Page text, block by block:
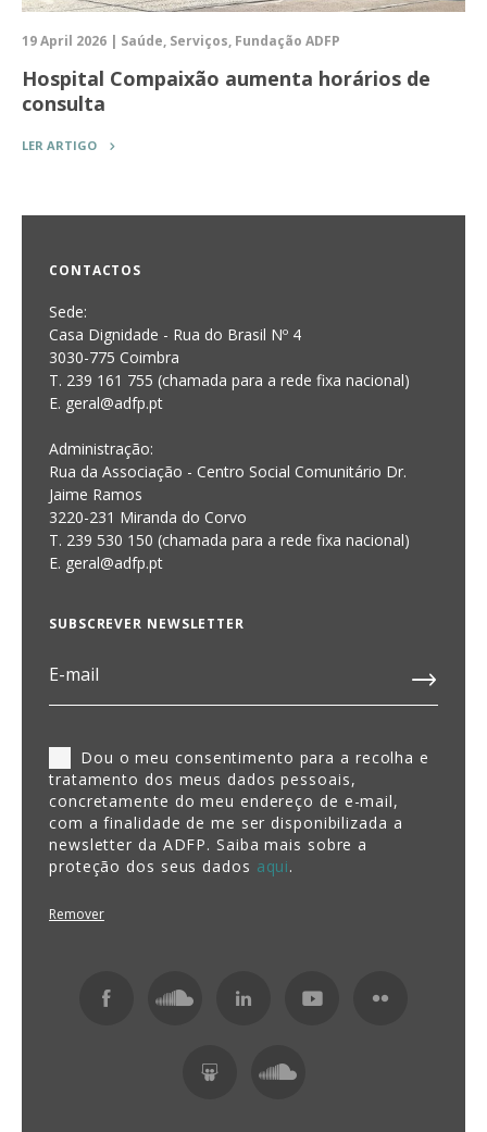
19 April 2026 | Saúde, Serviços, Fundação ADFP
Hospital Compaixão aumenta horários de
consulta
LER ARTIGO
CONTACTOS
Sede:
Casa Dignidade - Rua do Brasil Nº 4
3030-775 Coimbra
T. 239 161 755 (chamada para a rede fixa nacional)
E. geral@adfp.pt
Administração:
Rua da Associação - Centro Social Comunitário Dr.
Jaime Ramos
3220-231 Miranda do Corvo
T. 239 530 150 (chamada para a rede fixa nacional)
E. geral@adfp.pt
SUBSCREVER NEWSLETTER
Dou o meu consentimento para a recolha e
tratamento dos meus dados pessoais,
concretamente do meu endereço de e-mail,
com a finalidade de me ser disponibilizada a
newsletter da ADFP. Saiba mais sobre a
proteção dos seus dados aqui.
Remover